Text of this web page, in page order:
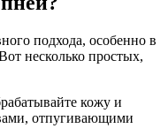
подхода, особенно в
несколько простых,
кожу и
отпугивающими